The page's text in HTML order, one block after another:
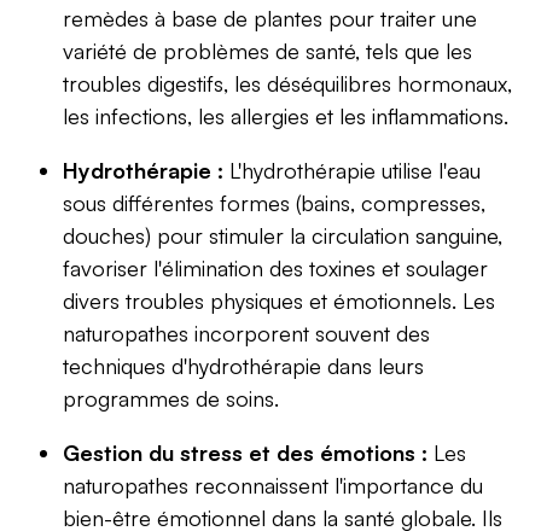
remèdes à base de plantes pour traiter une
variété de problèmes de santé, tels que les
troubles digestifs, les déséquilibres hormonaux,
les infections, les allergies et les inflammations.
Hydrothérapie : L'hydrothérapie utilise l'eau
sous différentes formes (bains, compresses,
douches) pour stimuler la circulation sanguine,
favoriser l'élimination des toxines et soulager
divers troubles physiques et émotionnels. Les
naturopathes incorporent souvent des
techniques d'hydrothérapie dans leurs
programmes de soins.
Gestion du stress et des émotions : Les
naturopathes reconnaissent l'importance du
bien-être émotionnel dans la santé globale. Ils